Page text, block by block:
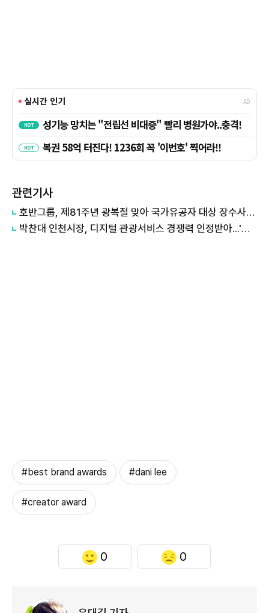
관련기사
호반그룹, 제81주년 광복절 맞아 국가유공자 대상 장수사진 촬영 봉사
박찬대 인천시장, 디지털 관광서비스 경쟁력 인정받아...'인천e지' ICT 어워드 공공·의료 부문 대상
#best brand awards #dani lee
#creator award
0 0